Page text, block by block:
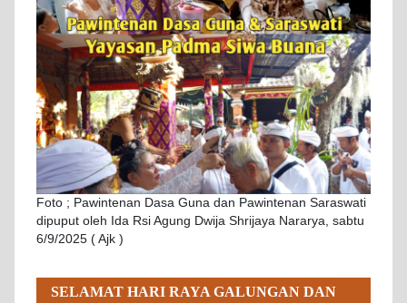
Foto ; Pawintenan Dasa Guna dan Pawintenan Saraswati
dipuput oleh Ida Rsi Agung Dwija Shrijaya Nararya, sabtu
6/9/2025 ( Ajk )
SELAMAT HARI RAYA GALUNGAN DAN